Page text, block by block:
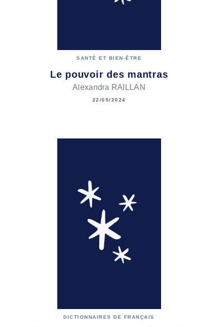
SANTÉ ET BIEN-ÊTRE
Le pouvoir des mantras
Alexandra RAILLAN
22/05/2024
DICTIONNAIRES DE FRANÇAIS